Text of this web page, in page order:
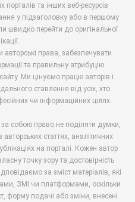
та інших веб-ресурсів
у підзаголовку або в першому
швидко перейти до оригінальної
права, забезпечувати
та правильну атрибуцію
Ми цінуємо працю авторів і
ставлення від усіх, хто
чи інформаційних цілях.
собою право не поділяти думки,
статтях, аналітичних
на порталі. Кожен автор
точку зору та достовірність
за зміст матеріалів, які
ЗМІ чи платформами, оскільки
форму подачі або зміни, внесені